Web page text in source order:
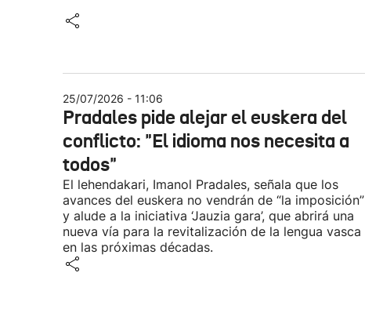
25/07/2026 - 11:06
Pradales pide alejar el euskera del
conflicto: "El idioma nos necesita a
todos"
El lehendakari, Imanol Pradales, señala que los
avances del euskera no vendrán de “la imposición”
y alude a la iniciativa ‘Jauzia gara’, que abrirá una
nueva vía para la revitalización de la lengua vasca
en las próximas décadas.